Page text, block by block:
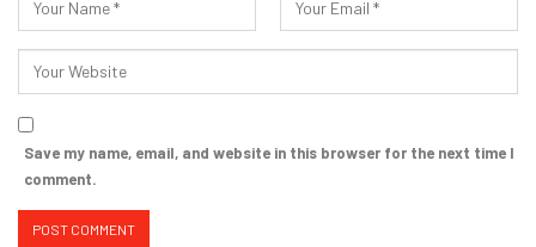
Save my name, email, and website in this browser for the next time I
comment.